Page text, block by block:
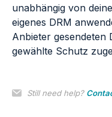
unabhängig von
eigenes DRM
Anbieter gesendeten
gewählte Schutz
Still need help?